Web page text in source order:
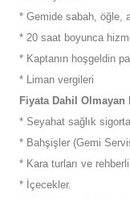
* Gemide sabah, öğle,
* 20 saat boyunca
* Kaptanın hoşgeldin
* Liman vergileri
Fiyata Dahil Olmayan
* Seyahat sağlık
* Bahşişler (Gemi
* Kara turları ve
* İçecekler.